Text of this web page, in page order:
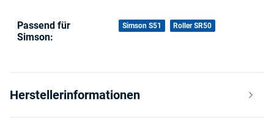
Produkteigenschaft
Wert
Passend für
Simson:
Simson S51 Roller SR50
Herstellerinformationen